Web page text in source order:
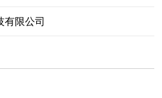
有限公司